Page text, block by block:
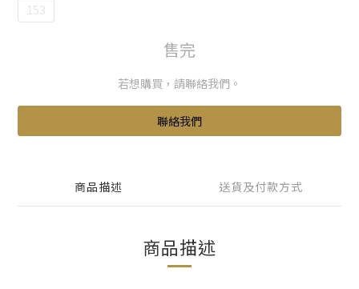
153
售完
若想購買，請聯絡我們。
聯絡我們
商品描述 送貨及付款方式
商品描述